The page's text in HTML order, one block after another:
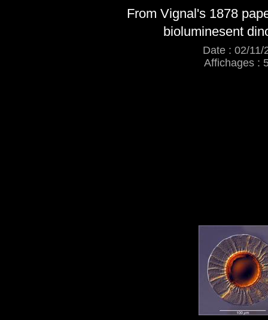
From Vignal's 1878
bioluminesent
Date : 02/11/
Affichages :